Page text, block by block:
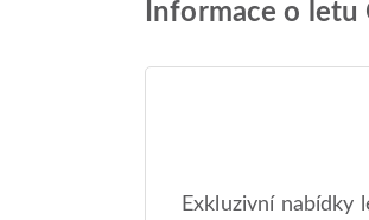
Informace o letu
Exkluzivní nabídky